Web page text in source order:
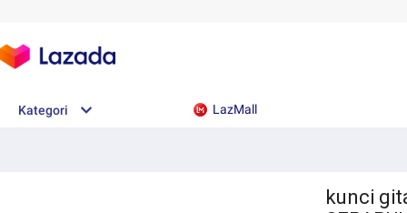
Kategori LazMall
kunci